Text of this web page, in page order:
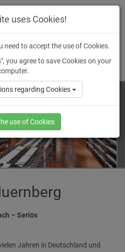
de
– Seriös
Jahren in Deutschland und
uses Cookies!
need to accept the use of Cookies.
you agree to save Cookies on your
regarding Cookies
use of Cookies